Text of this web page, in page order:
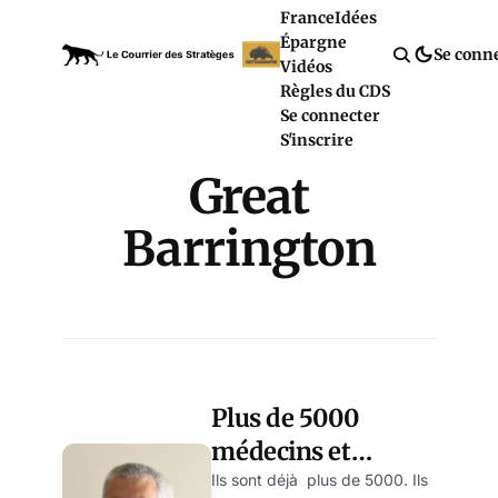
FranceIdées
Épargne
Vidéos
Règles du CDS
Se connecter
S'inscrire
Se
Great
Barrington
Plus de 5000
médecins et
scientifiques
Ils sont déjà plus de 5000. Ils